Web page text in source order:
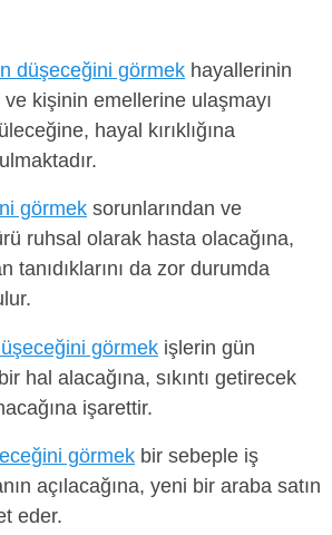
düşeceğini görmek hayallerinin
kişinin emellerine ulaşmayı
hayal kırıklığına
görmek sorunlarından ve
ruhsal olarak hasta olacağına,
tanıdıklarını da zor durumda
görmek işlerin gün
hal alacağına, sıkıntı getirecek
işarettir.
görmek bir sebeple iş
açılacağına, yeni bir araba satın
eder.